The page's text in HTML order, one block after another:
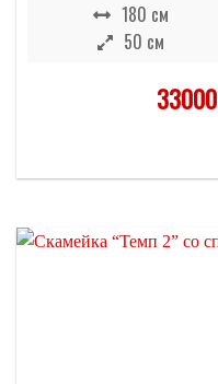
180 см
50 см
33000